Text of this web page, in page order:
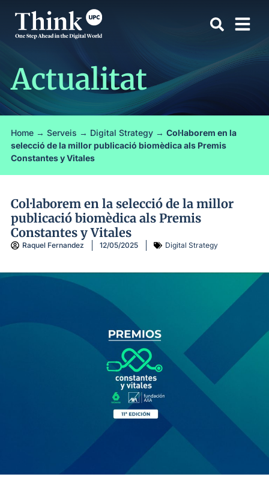
Actualitat
Home → Serveis → Digital Strategy → Col·laborem en la
selecció de la millor publicació biomèdica als Premis
Constantes y Vitales
Col·laborem en la selecció de la millor
publicació biomèdica als Premis
Constantes y Vitales
Raquel Fernandez 12/05/2025 Digital Strategy